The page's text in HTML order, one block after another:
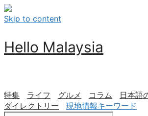
Skip to content
Hello Malaysia
特集 ライフ グルメ コラム 日本語
ダイレクトリー
現地情報キーワード